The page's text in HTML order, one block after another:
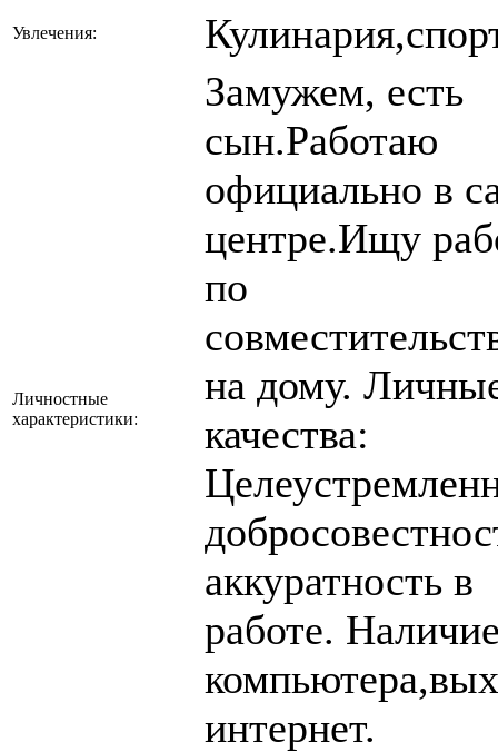
Увлечения:
Личностные
характеристики:
Замужем, есть
сын.Работаю
официально в
центре.Ищу
по
на дому.
качества:
аккуратность в
работе.
интернет.